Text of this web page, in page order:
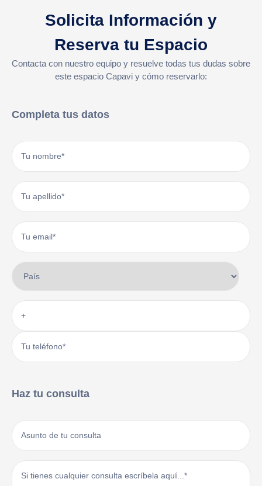
Solicita Información y
Reserva tu Espacio
Contacta con nuestro equipo y resuelve todas tus dudas sobre
este espacio Capavi y cómo reservarlo:
Completa tus datos
Haz tu consulta